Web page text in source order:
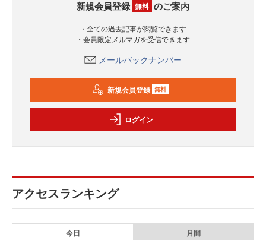
新規会員登録 無料 のご案内
・全ての過去記事が閲覧できます
・会員限定メルマガを受信できます
メールバックナンバー
新規会員登録 無料
ログイン
アクセスランキング
今日 月間